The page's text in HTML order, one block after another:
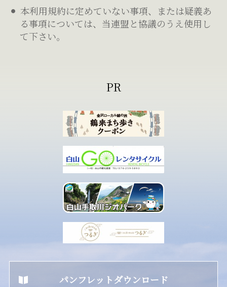
本利用規約に定めていない事項、または疑義あ
る事項については、当連盟と協議のうえ使用し
て下さい。
パンフレットダウンロード